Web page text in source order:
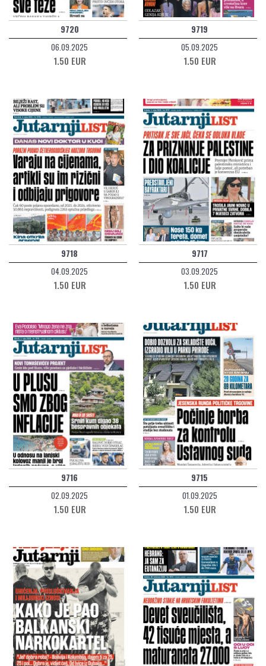
9720
06.09.2025
1.50 EUR
9719
05.09.2025
1.50 EUR
9718
04.09.2025
1.50 EUR
9717
03.09.2025
1.50 EUR
9716
02.09.2025
1.50 EUR
9715
01.09.2025
1.50 EUR